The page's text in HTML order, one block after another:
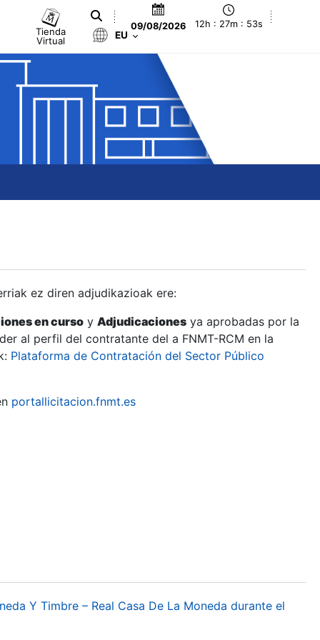
Tienda
Virtual
09/08/2026 12h : 27m : 53s
EU
ez diren adjudikazioak ere:
en curso y Adjudicaciones ya aprobadas por la
al perfil del contratante del a FNMT-RCM en la
Plataforma de Contratación del Sector Público
portallicitacion.fnmt.es
Y Timbre – Real Casa De La Moneda durante el